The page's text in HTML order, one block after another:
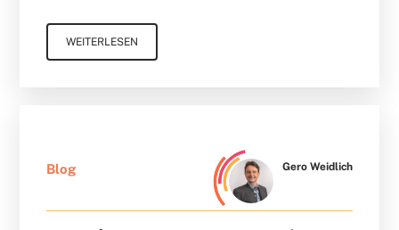
WEITERLESEN
Blog Gero Weidlich